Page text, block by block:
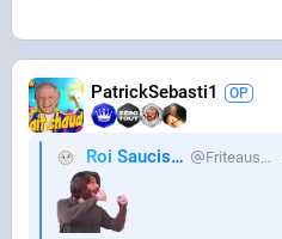
PatrickSebasti1
Roi Saucisse Friteausucre